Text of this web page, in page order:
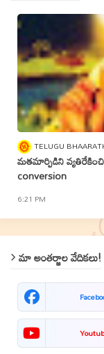
TELUGU
మతమార్పిడిని
conversion
6:21 PM
మా అంతర్జాల వేదికలు!